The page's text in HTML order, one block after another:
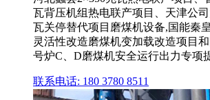
瓦背压机组热电联产项目、天津公
瓦关停替代项目磨煤机设备,国能秦
灵活性改造磨煤机变加载改造项目
号炉C、D磨煤机安全运行出力专项
联系电话: 180 3780 8511